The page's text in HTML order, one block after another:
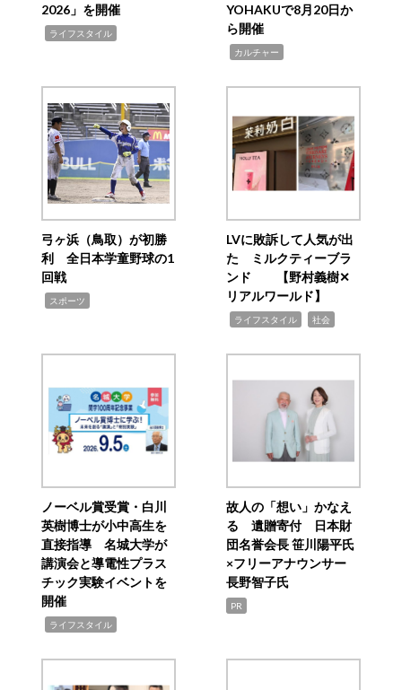
2026」を開催
ライフスタイル
YOHAKUで8月20日か
ら開催
カルチャー
弓ヶ浜（鳥取）が初勝
利 全日本学童野球の1
回戦
スポーツ
LVに敗訴して人気が出
た ミルクティーブラ
ンド 【野村義樹✕
リアルワールド】
ライフスタイル 社会
ノーベル賞受賞・白川
英樹博士が小中高生を
直接指導 名城大学が
講演会と導電性プラス
チック実験イベントを
開催
ライフスタイル
故人の「想い」かなえ
る 遺贈寄付 日本財
団名誉会長 笹川陽平氏
×フリーアナウンサー
長野智子氏
PR